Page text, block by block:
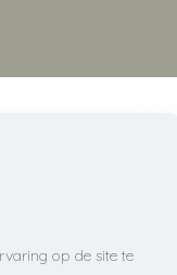
op de site te